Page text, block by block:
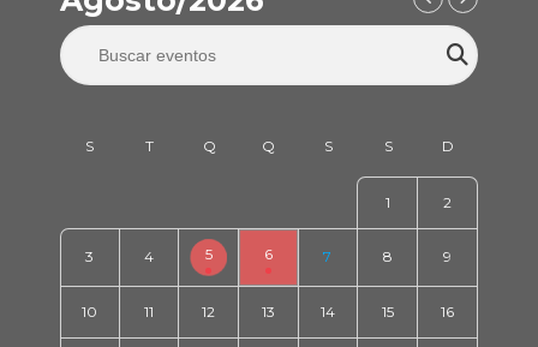
1 2
3 4 5 6 7 8 9
10 11 12 13 14 15 16